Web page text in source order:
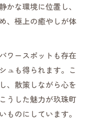
効果を実感する
じる四季の移ろ
ンを楽しむコツ
ラックス旅へ
ったり旅プラン
な環境に位置し、
、極上の癒やしが体
ワースポットも存在
ュも得られます。こ
、散策しながら心を
うした魅力が玖珠町
ものにしています。